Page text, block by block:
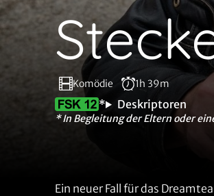
Komödie 1h 39m
* Deskriptoren
* In Begleitung der Eltern oder
Ein neuer Fall für das